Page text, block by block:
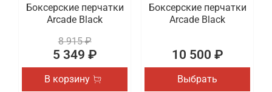
Боксерские перчатки
Arcade Black
8 915 ₽
5 349 ₽
В корзину
Боксерские перчатки
Arcade Black
10 500 ₽
Выбрать